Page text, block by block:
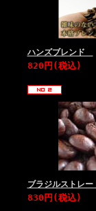
ハンズブレンド
820円(税込)
ブラジルストレー
830円(税込)